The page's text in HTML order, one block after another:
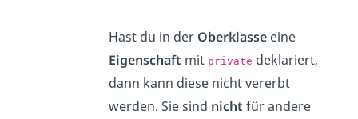
Hast du in der Oberklasseeine
Eigenschaft mit private deklariert,
dann kann diese nicht vererbt
werden. Sie sind nicht für andere